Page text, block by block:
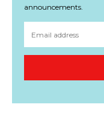
announcements.